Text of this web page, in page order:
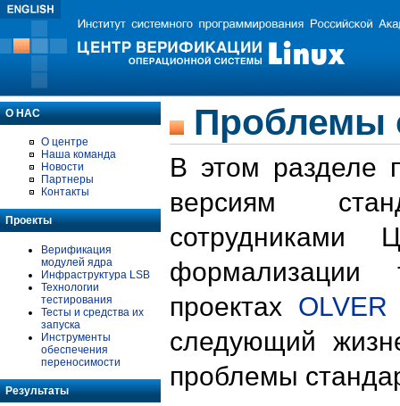
О НАС
О центре
Наша команда
Новости
Партнеры
Контакты
Проекты
Верификация
модулей ядра
Инфраструктура LSB
Технологии
тестирования
Тесты и средства их
запуска
Инструменты
обеспечения
переносимости
Результаты
Проблемы
В этом разделе
версиям
формализации
проектах OLVER
следующий
проблемы